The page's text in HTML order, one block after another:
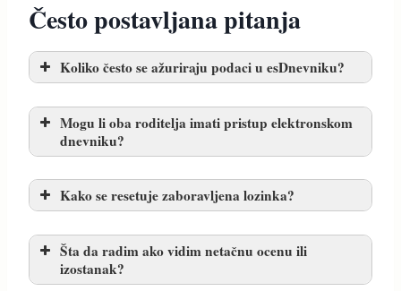
Često postavljana pitanja
Koliko često se ažuriraju podaci u esDnevniku?
Mogu li oba roditelja imati pristup elektronskom
dnevniku?
Kako se resetuje zaboravljena lozinka?
Šta da radim ako vidim netačnu ocenu ili
izostanak?